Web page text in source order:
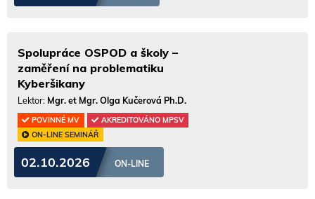
Spolupráce OSPOD a školy –
zaměření na problematiku
Kyberšikany
Lektor: Mgr. et Mgr. Olga Kučerová Ph.D.
POVINNÉ MV
AKREDITOVÁNO MPSV
ON-LINE SEMINÁŘ
02.10.2026 ON-LINE